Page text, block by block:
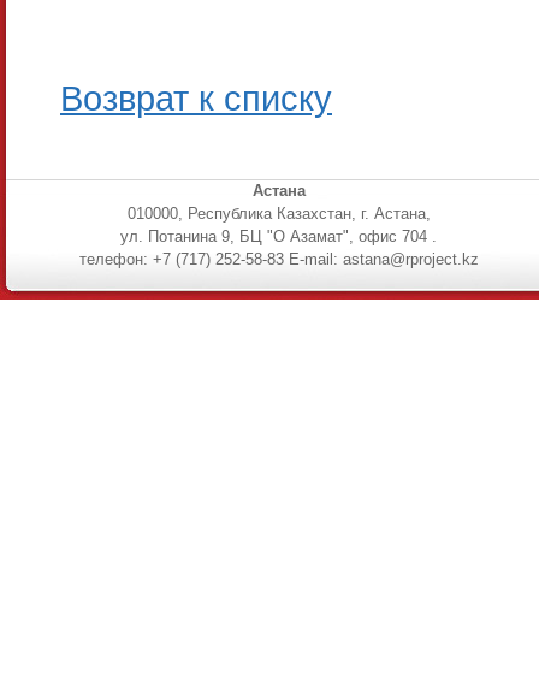
Возврат к списку
Астана
010000, Республика Казахстан, г. Астана,
ул. Потанина 9, БЦ "О Азамат", офис 704 .
телефон: +7 (717) 252-58-83 E-mail: astana@rproject.kz